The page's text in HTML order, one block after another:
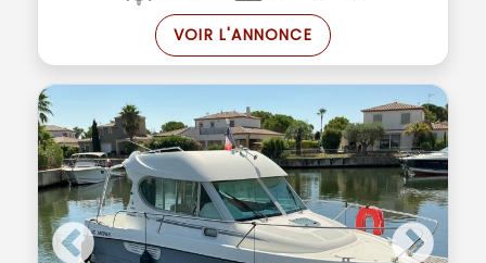
VOIR L'ANNONCE